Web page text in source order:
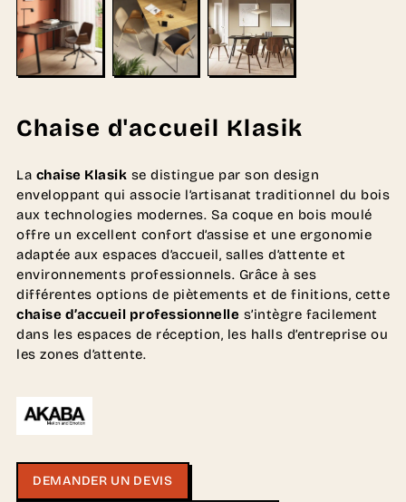
Chaise d'accueil Klasik
La chaise Klasik se distingue par son design
enveloppant qui associe l’artisanat traditionnel du bois
aux technologies modernes. Sa coque en bois moulé
offre un excellent confort d’assise et une ergonomie
adaptée aux espaces d’accueil, salles d’attente et
environnements professionnels. Grâce à ses
différentes options de piètements et de finitions, cette
chaise d’accueil professionnelle s’intègre facilement
dans les espaces de réception, les halls d’entreprise ou
les zones d’attente.
DEMANDER UN DEVIS